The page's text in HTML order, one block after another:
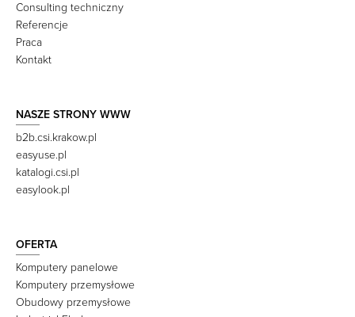
Consulting techniczny
Referencje
Praca
Kontakt
NASZE STRONY WWW
b2b.csi.krakow.pl
easyuse.pl
katalogi.csi.pl
easylook.pl
OFERTA
Komputery panelowe
Komputery przemysłowe
Obudowy przemysłowe